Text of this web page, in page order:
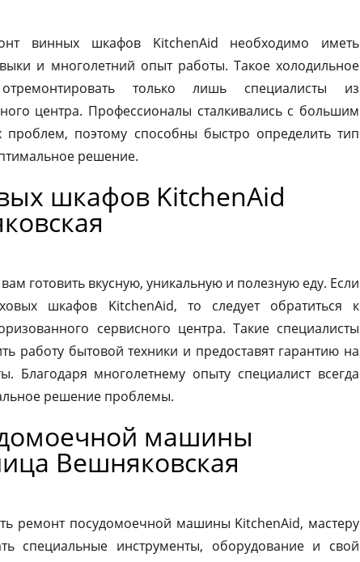
винных шкафов KitchenAid необходимо иметь
и многолетний опыт работы. Такое холодильное
только лишь специалисты из
центра. Профессионалы сталкивались с большим
проблем, поэтому способны быстро определить тип
решение.
шкафов KitchenAid
готовить вкусную, уникальную и полезную еду. Если
шкафов KitchenAid, то следует обратиться к
сервисного центра. Такие специалисты
работу бытовой техники и предоставят гарантию на
Благодаря многолетнему опыту специалист всегда
решение проблемы.
машины
Вешняковская
ремонт посудомоечной машины KitchenAid, мастеру
специальные инструменты, оборудование и свой